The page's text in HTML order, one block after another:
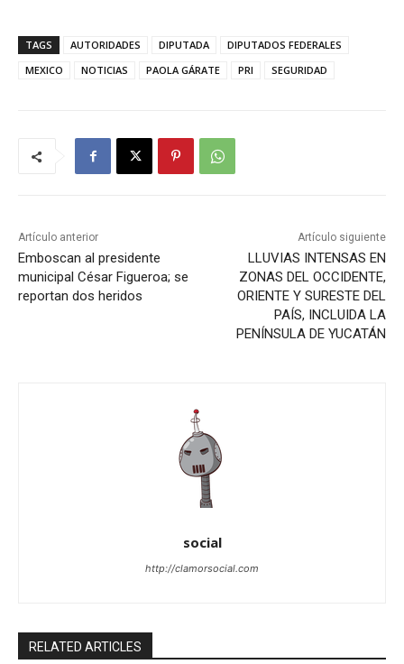
TAGS AUTORIDADES DIPUTADA
DIPUTADOS FEDERALES
MEXICO
NOTICIAS PAOLA GÁRATE PRI SEGURIDAD
Artículo anterior
Emboscan al presidente
municipal César Figueroa; se
reportan dos heridos
Artículo siguiente
LLUVIAS INTENSAS EN
ZONAS DEL OCCIDENTE,
ORIENTE Y SURESTE DEL
PAÍS, INCLUIDA LA
PENÍNSULA DE YUCATÁN
social
http://clamorsocial.com
RELATED ARTICLES